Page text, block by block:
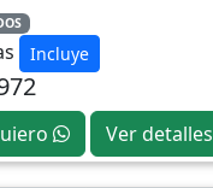
Incluye
Ver detalles